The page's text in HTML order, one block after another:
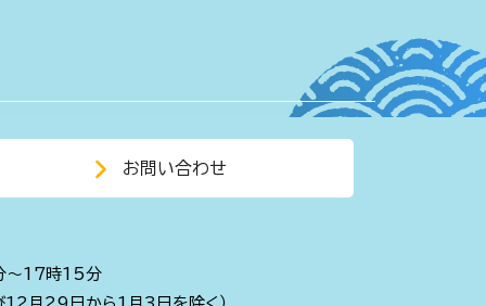
お問い合わせ
～17時15分